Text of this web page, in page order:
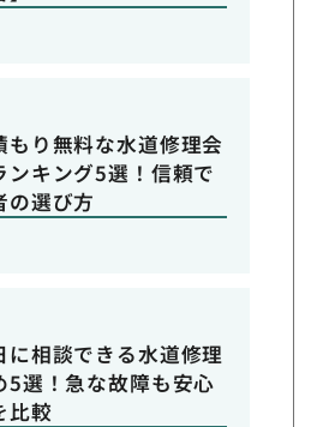
もり無料な水道修理会
ンキング5選！信頼で
の選び方
に相談できる水道修理
5選！急な故障も安心
比較